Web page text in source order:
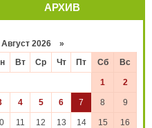
АРХИВ
2026 »
Вт Ср Чт Пт Сб Вс
1 2
4 5 6 7 8 9
11 12 13 14 15 16